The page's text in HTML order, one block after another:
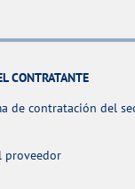
CONTRATANTE
de contratación del
proveedor